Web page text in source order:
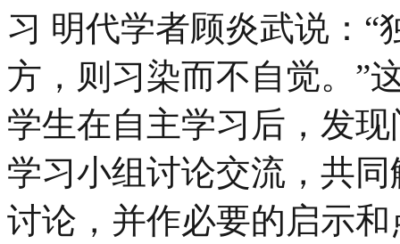
习 明代学者顾炎武说：“
方，则习染而不自觉。”
学生在自主学习后，发
学习小组讨论交流，共
讨论，并作必要的启示